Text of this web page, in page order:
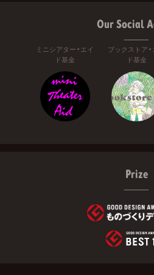
Our Social
ミニシアター・エイ
ド基金
ブックストア・
ド基金
Prize